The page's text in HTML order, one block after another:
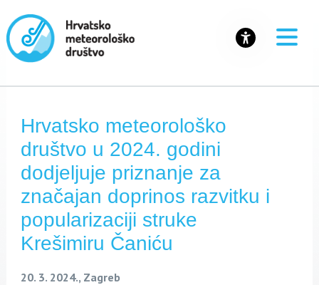
Hrvatsko meteorološko
društvo u 2024. godini
dodjeljuje priznanje za
značajan doprinos razvitku i
popularizaciji struke
Krešimiru Čaniću
20. 3. 2024., Zagreb